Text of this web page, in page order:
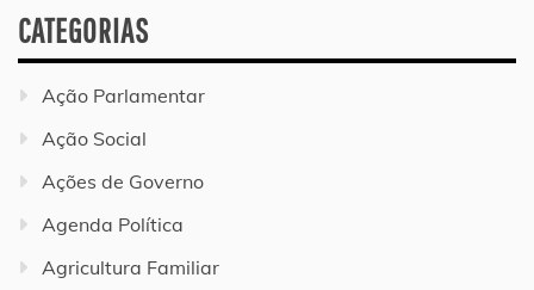
CATEGORIAS
Ação Parlamentar
Ação Social
Ações de Governo
Agenda Política
Agricultura Familiar